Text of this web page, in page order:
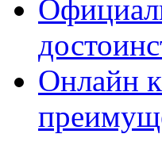
Онлайн